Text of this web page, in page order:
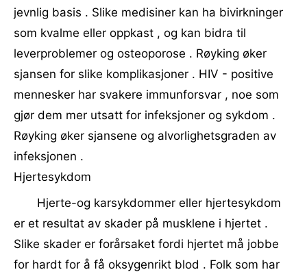
jevnlig basis . Slike medisiner kan ha bivirkninger
som kvalme eller oppkast , og kan bidra til
leverproblemer og osteoporose . Røyking øker
sjansen for slike komplikasjoner . HIV - positive
mennesker har svakere immunforsvar , noe som
gjør dem mer utsatt for infeksjoner og sykdom .
Røyking øker sjansene og alvorlighetsgraden av
infeksjonen .
Hjertesykdom
Hjerte-og karsykdommer eller hjertesykdom
er et resultat av skader på musklene i hjertet .
Slike skader er forårsaket fordi hjertet må jobbe
for hardt for å få oksygenrikt blod . Folk som har